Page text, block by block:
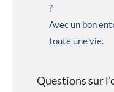
?
Avec un bon
toute une vie.
Questions sur